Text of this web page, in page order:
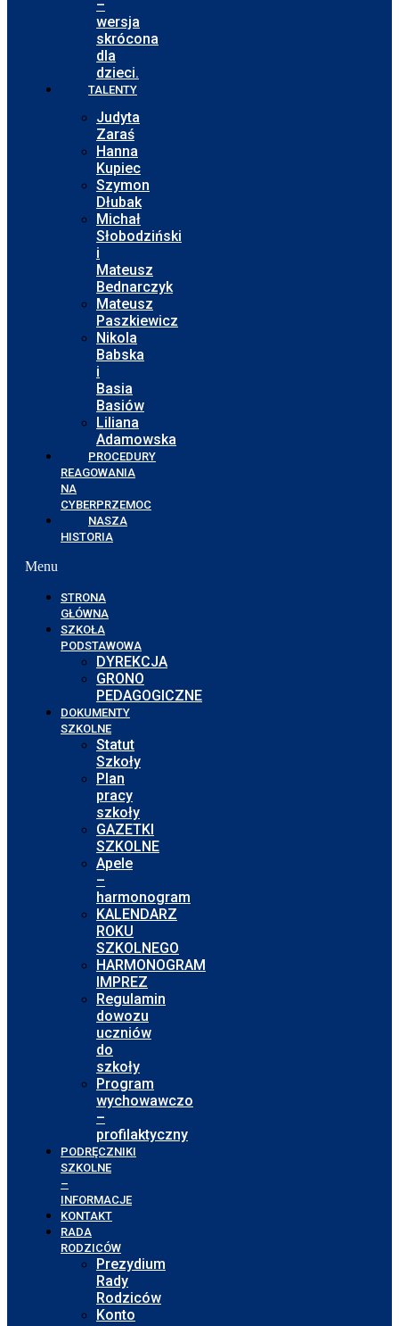
–
wersja
skrócona
dla
dzieci.
TALENTY
Judyta
Zaraś
Hanna
Kupiec
Szymon
Dłubak
Michał
Słobodziński
i
Mateusz
Bednarczyk
Mateusz
Paszkiewicz
Nikola
Babska
i
Basia
Basiów
Liliana
Adamowska
PROCEDURY
REAGOWANIA
NA
CYBERPRZEMOC
NASZA
HISTORIA
Menu
STRONA
GŁÓWNA
SZKOŁA
PODSTAWOWA
DYREKCJA
GRONO
PEDAGOGICZNE
DOKUMENTY
SZKOLNE
Statut
Szkoły
Plan
pracy
szkoły
GAZETKI
SZKOLNE
Apele
–
harmonogram
KALENDARZ
ROKU
SZKOLNEGO
HARMONOGRAM
IMPREZ
Regulamin
dowozu
uczniów
do
szkoły
Program
wychowawczo
–
profilaktyczny
PODRĘCZNIKI
SZKOLNE
–
INFORMACJE
KONTAKT
RADA
RODZICÓW
Prezydium
Rady
Rodziców
Konto